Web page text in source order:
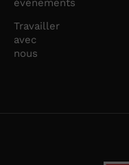
événements
Travailler
avec
nous